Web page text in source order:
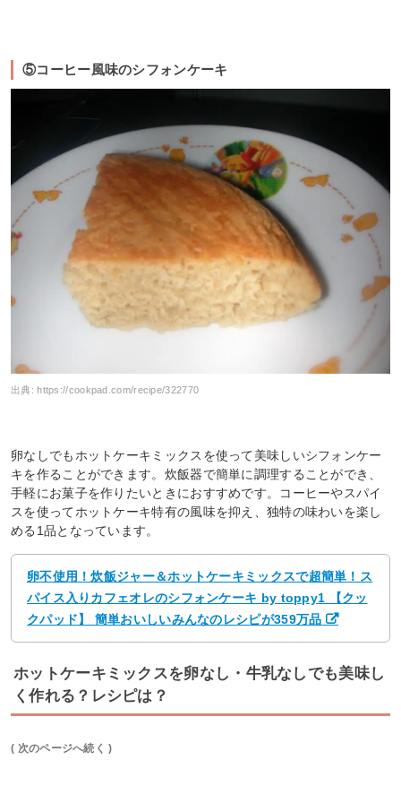
⑤コーヒー風味のシフォンケーキ
出典:https://cookpad.com/recipe/322770
卵なしでもホットケーキミックスを使って美味しいシフォンケー
キを作ることができます。炊飯器で簡単に調理することができ、
手軽にお菓子を作りたいときにおすすめです。コーヒーやスパイ
スを使ってホットケーキ特有の風味を抑え、独特の味わいを楽し
める1品となっています。
卵不使用！炊飯ジャー＆ホットケーキミックスで超簡単！ス
パイス入りカフェオレのシフォンケーキ by toppy1 【クッ
クパッド】 簡単おいしいみんなのレシピが359万品
ホットケーキミックスを卵なし・牛乳なしでも美味し
く作れる？レシピは？
( 次のページへ続く )